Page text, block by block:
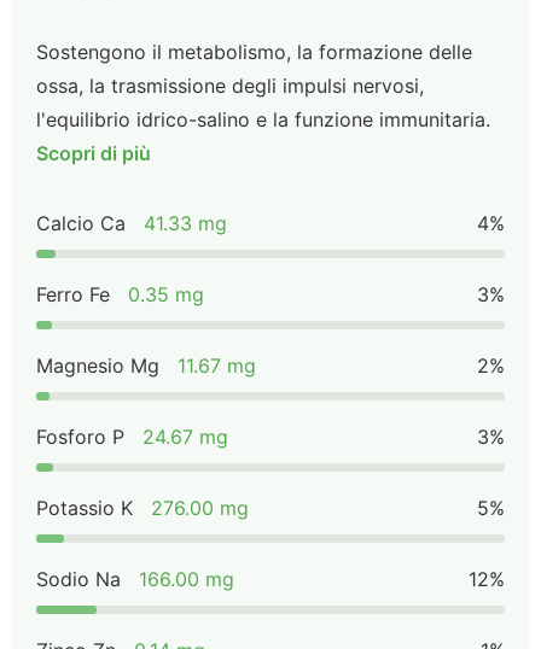
Sostengono il metabolismo, la formazione delle
ossa, la trasmissione degli impulsi nervosi,
l'equilibrio idrico-salino e la funzione immunitaria.
Scopri di più
Calcio Ca 41.33 mg 4%
Ferro Fe 0.35 mg 3%
Magnesio Mg 11.67 mg 2%
Fosforo P 24.67 mg 3%
Potassio K 276.00 mg 5%
Sodio Na 166.00 mg 12%